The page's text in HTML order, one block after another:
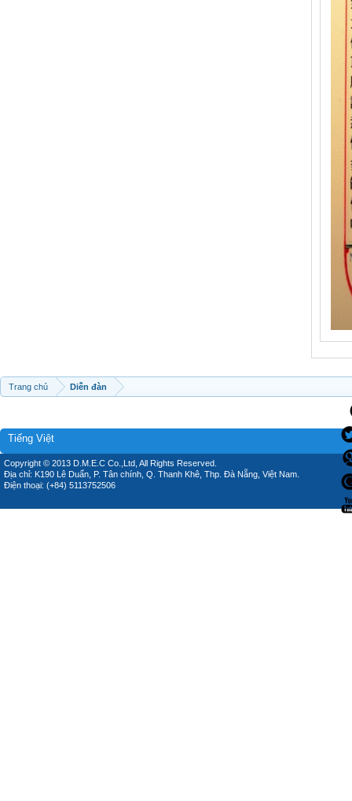
Trang chủ Diễn đàn
Tiếng Việt
Copyright © 2013 D.M.E.C Co.,Ltd, All Rights Reserved.
Địa chỉ: K190 Lê Duẩn, P. Tân chính, Q. Thanh Khê, Thp. Đà Nẵng, Việt Nam.
Điện thoại: (+84) 5113752506